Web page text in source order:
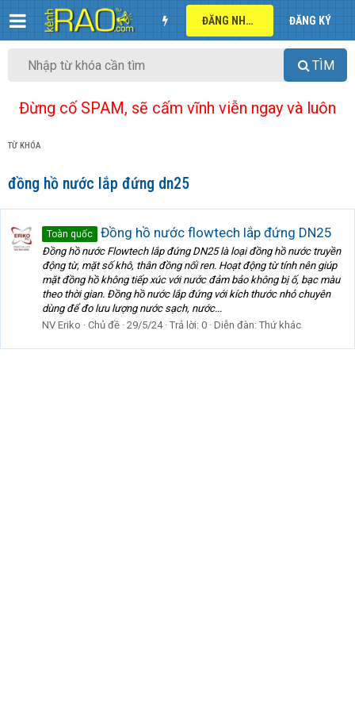
ĐĂNG NHẬP ĐĂNG KÝ
TÌM
Đừng cố SPAM, sẽ cấm vĩnh viễn ngay và luôn
TỪ KHÓA
đồng hồ nước lắp đứng dn25
Toàn quốc Đồng hồ nước flowtech lắp đứng DN25
Đồng hồ nước Flowtech lắp đứng DN25 là loại đồng hồ nước truyền
động từ, mặt số khô, thân đồng nối ren. Hoạt động từ tính nên giúp
mặt đồng hồ không tiếp xúc với nước đảm bảo không bị ố, bạc màu
theo thời gian. Đồng hồ nước lắp đứng với kích thước nhỏ chuyên
dùng để đo lưu lượng nước sạch, nước...
NV Eriko
Chủ đề 29/5/24 Trả lời: 0 Diễn đàn: Thứ khác